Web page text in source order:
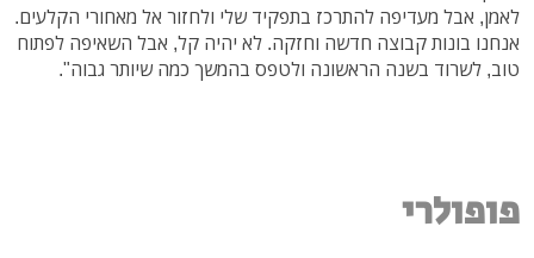
לאמן, אבל מעדיפה להתרכז בתפקיד שלי ולחזור אל מאחורי הקלעים.
אנחנו בונות קבוצה חדשה וחזקה. לא יהיה קל, אבל השאיפה לפתוח
טוב, לשרוד בשנה הראשונה ולטפס בהמשך כמה שיותר גבוה".
פופולרי